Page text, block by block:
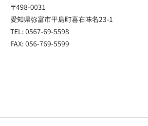
〒498-0031
愛知県弥富市平島町喜右味名23-1
TEL: 0567-69-5598
FAX: 056-769-5599